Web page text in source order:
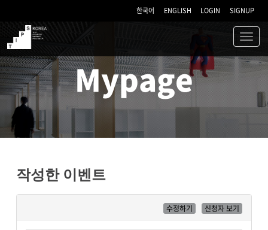
한국어 ENGLISH LOGIN SIGNUP
TIPS
Mypage
작성한 이벤트
수정하기 신청자 보기